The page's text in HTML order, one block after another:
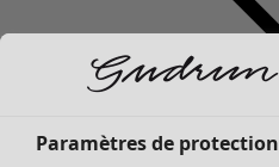
Paramètres de